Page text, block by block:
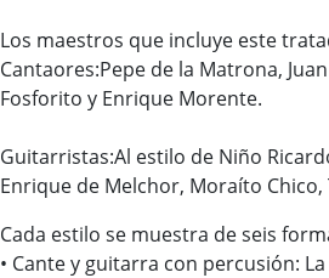
Los maestros que incluye este
Cantaores:Pepe de la Matrona,
Fosforito y Enrique Morente.
Guitarristas:Al estilo de Niño
Enrique de Melchor, Moraíto
Cada estilo se muestra de seis
• Cante y guitarra con percusión: